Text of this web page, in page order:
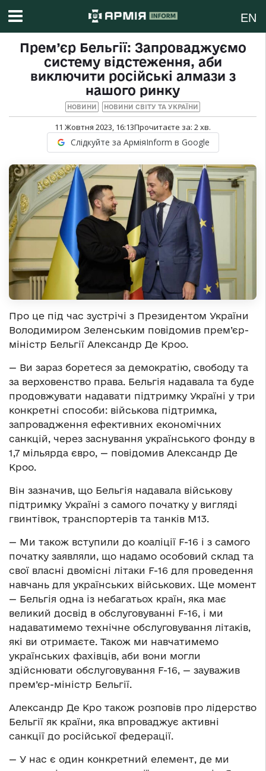
EN
Прем’єр Бельгії: Запроваджуємо
систему відстеження, аби
виключити російські алмази з
нашого ринку
НОВИНИ НОВИНИ СВІТУ ТА УКРАЇНИ
11 Жовтня 2023, 16:13Прочитаєте за: 2хв.
Слідкуйте за АрміяInform в Google
Про це під час зустрічі з Президентом України
Володимиром Зеленським повідомив прем’єр-
міністр Бельгії Александр Де Кроо.
— Ви зараз боретеся за демократію, свободу та
за верховенство права. Бельгія надавала та буде
продовжувати надавати підтримку Україні у три
конкретні способи: військова підтримка,
запровадження ефективних економічних
санкцій, через заснування українського фонду в
1,7 мільярда євро, — повідомив Александр Де
Кроо.
Він зазначив, що Бельгія надавала військову
підтримку Україні з самого початку у вигляді
гвинтівок, транспортерів та танків М13.
— Ми також вступили до коаліції F-16 і з самого
початку заявляли, що надамо особовий склад та
свої власні двомісні літаки F-16 для проведення
навчань для українських військових. Ще момент
— Бельгія одна із небагатьох країн, яка має
великий досвід в обслуговуванні F-16, і ми
надаватимемо технічне обслуговування літаків,
які ви отримаєте. Також ми навчатимемо
українських фахівців, аби вони могли
здійснювати обслуговування F-16, — зауважив
прем’єр-міністр Бельгії.
Александр Де Кро також розповів про лідерство
Бельгії як країни, яка впроваджує активні
санкції до російської федерації.
— У нас є один конкретний елемент, де ми